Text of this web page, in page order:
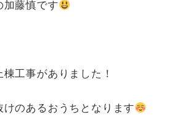
加藤慎です
工事がありました！
のあるおうちとなります